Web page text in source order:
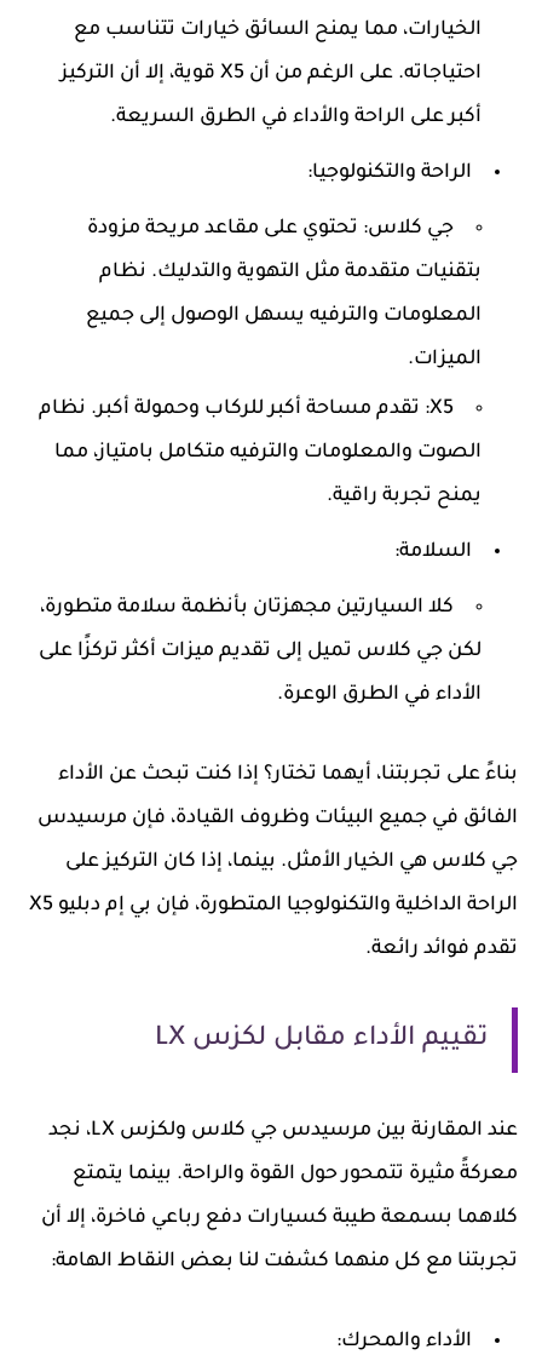
الخيارات، مما يمنح السائق خيارات تتناسب مع
احتياجاته. على الرغم من أن X5 قوية، إلا أن التركيز
أكبر على الراحة والأداء في الطرق السريعة.
الراحة والتكنولوجيا:
جي كلاس: تحتوي على مقاعد مريحة مزودة
بتقنيات متقدمة مثل التهوية والتدليك. نظام
المعلومات والترفيه يسهل الوصول إلى جميع
الميزات.
X5: تقدم مساحة أكبر للركاب وحمولة أكبر. نظام
الصوت والمعلومات والترفيه متكامل بامتياز، مما
يمنح تجربة راقية.
السلامة:
كلا السيارتين مجهزتان بأنظمة سلامة متطورة،
لكن جي كلاس تميل إلى تقديم ميزات أكثر تركزًا على
الأداء في الطرق الوعرة.
بناءً على تجربتنا، أيهما تختار؟ إذا كنت تبحث عن الأداء
الفائق في جميع البيئات وظروف القيادة، فإن مرسيدس
جي كلاس هي الخيار الأمثل. بينما، إذا كان التركيز على
الراحة الداخلية والتكنولوجيا المتطورة، فإن بي إم دبليو X5
تقدم فوائد رائعة.
تقييم الأداء مقابل لكزس LX
عند المقارنة بين مرسيدس جي كلاس ولكزس LX، نجد
معركةً مثيرة تتمحور حول القوة والراحة. بينما يتمتع
كلاهما بسمعة طيبة كسيارات دفع رباعي فاخرة، إلا أن
تجربتنا مع كل منهما كشفت لنا بعض النقاط الهامة:
الأداء والمحرك: